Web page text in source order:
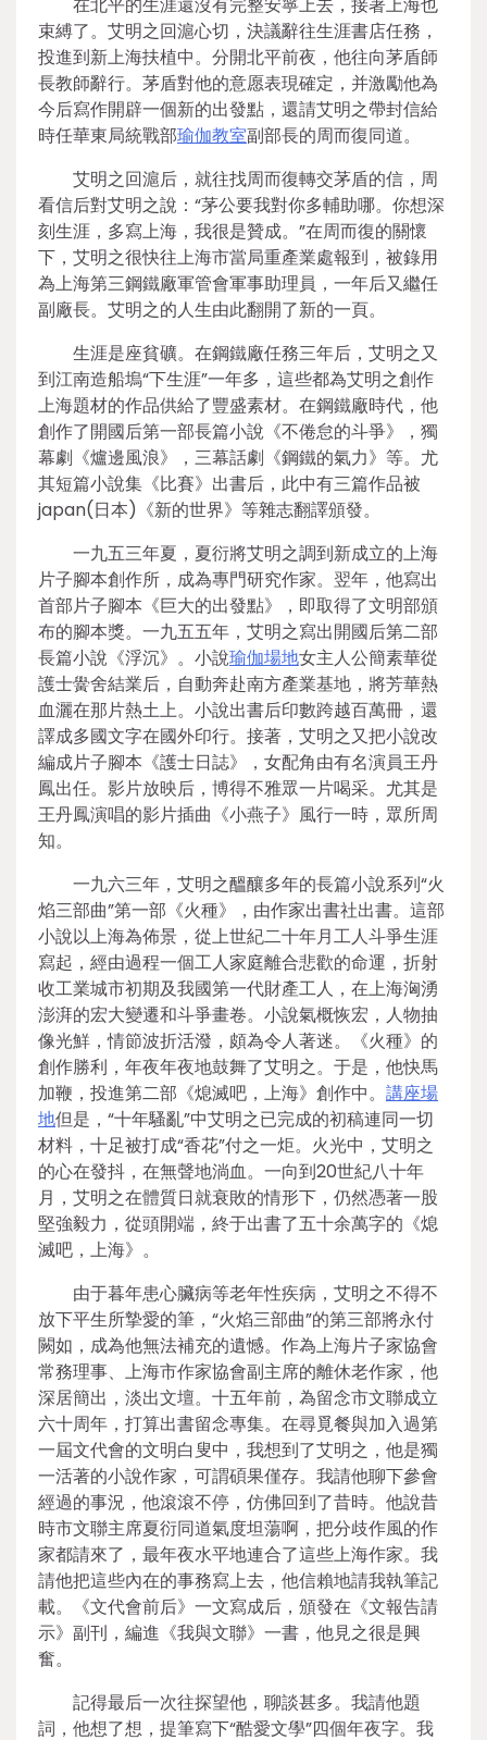
束縛了。艾明之回滬心切，決議辭往生涯書店任務，
投進到新上海扶植中。分開北平前夜，他往向茅盾師
長教師辭行。茅盾對他的意愿表現確定，并激勵他為
今后寫作開辟一個新的出發點，還請艾明之帶封信給
時任華東局統戰部瑜伽教室副部長的周而復同道。
艾明之回滬后，就往找周而復轉交茅盾的信，周
看信后對艾明之說：“茅公要我對你多輔助哪。你想深
刻生涯，多寫上海，我很是贊成。”在周而復的關懷
下，艾明之很快往上海市當局重產業處報到，被錄用
為上海第三鋼鐵廠軍管會軍事助理員，一年后又繼任
副廠長。艾明之的人生由此翻開了新的一頁。
生涯是座貧礦。在鋼鐵廠任務三年后，艾明之又
到江南造船塢“下生涯”一年多，這些都為艾明之創作
上海題材的作品供給了豐盛素材。在鋼鐵廠時代，他
創作了開國后第一部長篇小說《不倦怠的斗爭》，獨
幕劇《爐邊風浪》，三幕話劇《鋼鐵的氣力》等。尤
其短篇小說集《比賽》出書后，此中有三篇作品被
japan(日本)《新的世界》等雜志翻譯頒發。
一九五三年夏，夏衍將艾明之調到新成立的上海
片子腳本創作所，成為專門研究作家。翌年，他寫出
首部片子腳本《巨大的出發點》，即取得了文明部頒
布的腳本獎。一九五五年，艾明之寫出開國后第二部
長篇小說《浮沉》。小說瑜伽場地女主人公簡素華從
護士黌舍結業后，自動奔赴南方產業基地，將芳華熱
血灑在那片熱土上。小說出書后印數跨越百萬冊，還
譯成多國文字在國外印行。接著，艾明之又把小說改
編成片子腳本《護士日誌》，女配角由有名演員王丹
鳳出任。影片放映后，博得不雅眾一片喝采。尤其是
王丹鳳演唱的影片插曲《小燕子》風行一時，眾所周
知。
一九六三年，艾明之醞釀多年的長篇小說系列“火
焰三部曲”第一部《火種》，由作家出書社出書。這部
小說以上海為佈景，從上世紀二十年月工人斗爭生涯
寫起，經由過程一個工人家庭離合悲歡的命運，折射
收工業城市初期及我國第一代財產工人，在上海洶湧
澎湃的宏大變遷和斗爭畫卷。小說氣概恢宏，人物抽
像光鮮，情節波折活潑，頗為令人著迷。《火種》的
創作勝利，年夜年夜地鼓舞了艾明之。于是，他快馬
加鞭，投進第二部《熄滅吧，上海》創作中。 講座場
地但是，“十年騷亂”中艾明之已完成的初稿連同一切
材料，十足被打成“香花”付之一炬。火光中，艾明之
的心在發抖，在無聲地淌血。一向到20世紀八十年
月，艾明之在體質日就衰敗的情形下，仍然憑著一股
堅強毅力，從頭開端，終于出書了五十余萬字的《熄
滅吧，上海》。
由于暮年患心臟病等老年性疾病，艾明之不得不
放下平生所摯愛的筆，“火焰三部曲”的第三部將永付
闕如，成為他無法補充的遺憾。作為上海片子家協會
常務理事、上海市作家協會副主席的離休老作家，他
深居簡出，淡出文壇。十五年前，為留念市文聯成立
六十周年，打算出書留念專集。在尋覓餐與加入過第
一屆文代會的文明白叟中，我想到了艾明之，他是獨
一活著的小說作家，可謂碩果僅存。我請他聊下參會
經過的事況，他滾滾不停，仿佛回到了昔時。他說昔
時市文聯主席夏衍同道氣度坦蕩啊，把分歧作風的作
家都請來了，最年夜水平地連合了這些上海作家。我
請他把這些內在的事務寫上去，他信賴地請我執筆記
載。《文代會前后》一文寫成后，頒發在《文報告請
示》副刊，編進《我與文聯》一書，他見之很是興
奮。
記得最后一次往探望他，聊談甚多。我請他題
詞，他想了想，提筆寫下“酷愛文學”四個年夜字。我